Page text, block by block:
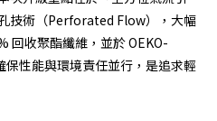
技術（Perforated Flow），大幅
回收聚酯纖維，並於 OEKO-
保性能與環境責任並行，是追求輕